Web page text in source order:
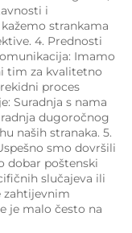
i
strankama
4. Prednosti
Imamo
tim za kvalitetno
proces
Suradnja s nama
dugoročnog
naših stranaka. 5.
smo dovršili
dobar poštenski
slučajeva ili
zahtijevnim
je malo često na